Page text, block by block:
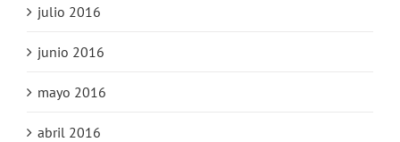
julio 2016
junio 2016
mayo 2016
abril 2016